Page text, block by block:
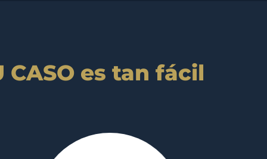
CASO es tan fácil